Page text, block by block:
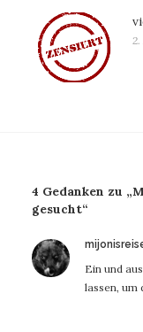
2.
4 Gedanken zu
gesucht“
Ein und
lassen, um